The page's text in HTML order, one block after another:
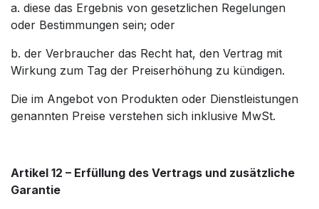
a. diese das Ergebnis von gesetzlichen Regelungen
oder Bestimmungen sein; oder
b. der Verbraucher das Recht hat, den Vertrag mit
Wirkung zum Tag der Preiserhöhung zu kündigen.
Die im Angebot von Produkten oder Dienstleistungen
genannten Preise verstehen sich inklusive MwSt.
Artikel 12 – Erfüllung des Vertrags und zusätzliche
Garantie